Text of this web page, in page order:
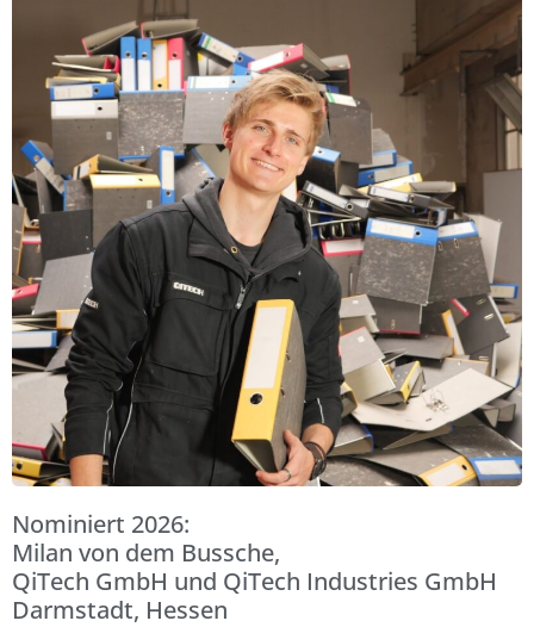
Nominiert 2026:
Milan von dem Bussche,
QiTech GmbH und QiTech Industries GmbH
Darmstadt, Hessen